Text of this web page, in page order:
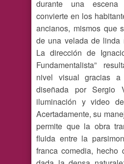
durante una
convierte en los
ancianos, mismos que
de una velada de linda
La dirección de
Fundamentalista”
nivel visual gracias a
diseñada por
iluminación y video
Acertadamente, su
permite que la obra
fluida entre la
franca comedia, hecho